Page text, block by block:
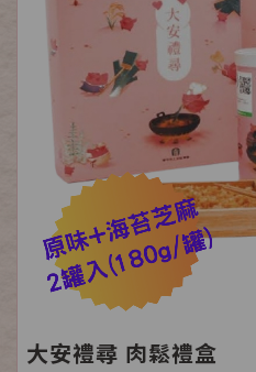
大安禮尋 肉鬆禮盒